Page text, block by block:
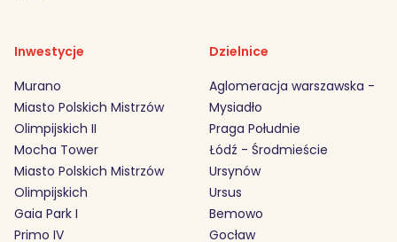
Inwestycje
Murano
Miasto Polskich Mistrzów
Olimpijskich II
Mocha Tower
Miasto Polskich Mistrzów
Olimpijskich
Gaia Park I
Primo IV
Dzielnice
Aglomeracja warszawska -
Mysiadło
Praga Południe
Łódź - Środmieście
Ursynów
Ursus
Bemowo
Gocław